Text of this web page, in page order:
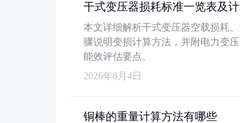
干式变压器损耗标准一览表及
本文详细解析干式变压器空载损耗
骤说明变损计算方法，并附电力变
能效评估要点。
2026年8月4日
铜棒的重量计算方法有哪些